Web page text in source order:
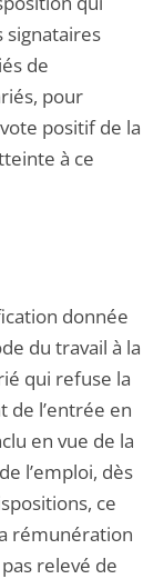
signataires
de
pour
positif de la
à ce
donnée
du travail à la
qui refuse la
l’entrée en
en vue de la
l’emploi, dès
ce
rémunération
relevé de